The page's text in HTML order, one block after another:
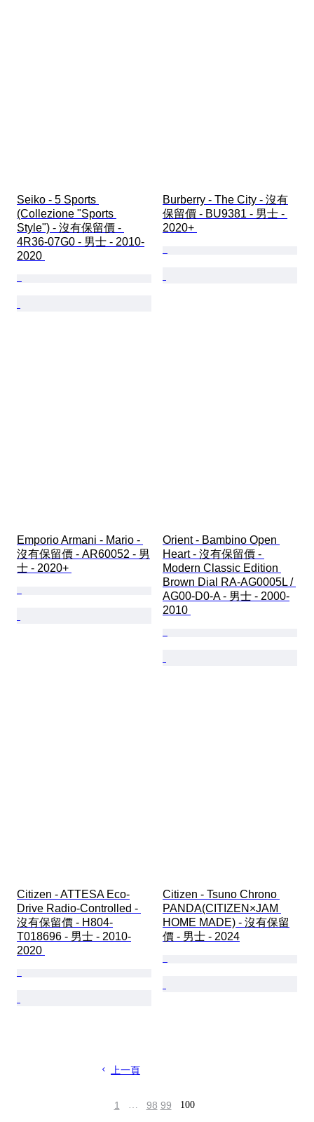
Seiko - 5 Sports
(Collezione "Sports
Style") - 沒有保留價 -
4R36-07G0 - 男士 - 2010-
2020
Burberry - The City - 沒有
保留價 - BU9381 - 男士 -
2020+
Emporio Armani - Mario -
沒有保留價 - AR60052 - 男
士 - 2020+
Orient - Bambino Open
Heart - 沒有保留價 -
Modern Classic Edition
Brown Dial RA-AG0005L /
AG00-D0-A - 男士 - 2000-
2010
Citizen - ATTESA Eco-
Drive Radio-Controlled -
沒有保留價 - H804-
T018696 - 男士 - 2010-
2020
Citizen - Tsuno Chrono
PANDA(CITIZEN×JAM
HOME MADE) - 沒有保留
價 - 男士 - 2024
上一頁
1 … 98 99 100